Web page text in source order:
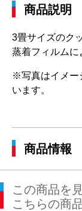
商品説明
3畳サイズのク
蒸着フィルムに
※写真はイメー
います。
商品情報
この商品を
こちらの商